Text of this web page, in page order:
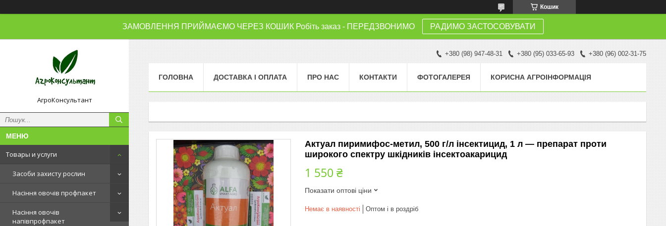
Кошик
ЗАМОВЛЕННЯ ПРИЙМАЄМО ЧЕРЕЗ КОШИК Робіть заказ - ПЕРЕДЗВОНИМО РАДИМО ЗАСТОСОВУВАТИ
АгроКонсультант
Товары и услуги
Засоби захисту рослин
Насіння овочів профпакет
Насіння овочів
напівпрофпакет
+380 (98) 947-48-31 +380 (95) 033-65-93 +380 (96) 002-31-75
ГОЛОВНА ДОСТАВКА І ОПЛАТА ПРО НАС КОНТАКТИ ФОТОГАЛЕРЕЯ КОРИСНА АГРОІНФОРМАЦІЯ
Актуал пиримифос-метил, 500 г/л інсектицид, 1 л — препарат проти
широкого спектру шкідників інсектоакарицид
1 550 ₴
Показати оптові ціни
Немає в наявності Оптом і в роздріб